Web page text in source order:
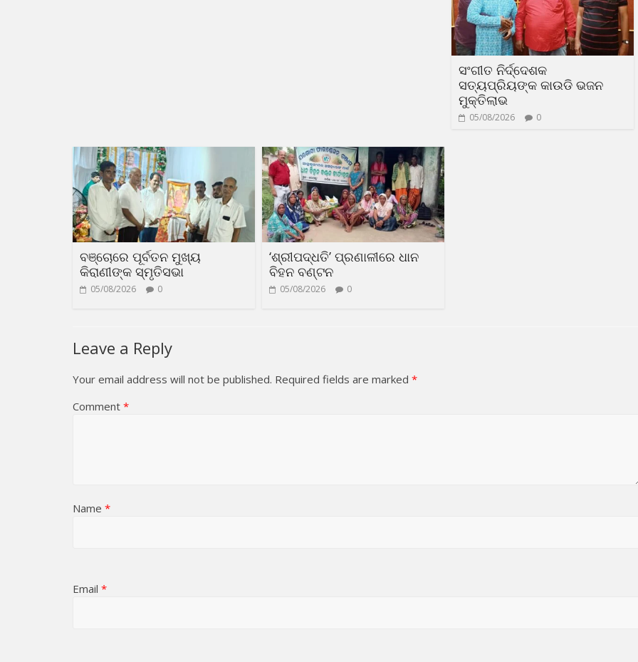
ସଂଗୀତ ନିର୍ଦ୍ଦେଶକ
ସତ୍ୟପ୍ରିୟଙ୍କ କାଉଡି ଭଜନ
ମୁକ୍ତିଲାଭ
05/08/2026 0
ବଞ୍ଚୋରେ ପୂର୍ବତନ ମୁଖ୍ୟ
କିରାଣୀଙ୍କ ସ୍ମୃତିସଭା
05/08/2026 0
‘ଶ୍ରୀପଦ୍ଧତି’ ପ୍ରଣାଳୀରେ ଧାନ
ବିହନ ବଣ୍ଟନ
05/08/2026 0
Leave a Reply
Your email address will not be published. Required fields are marked *
Comment *
Name *
Email *